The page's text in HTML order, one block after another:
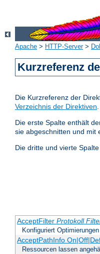
Apache > HTTP-Server>
Kurzreferenz
Die Kurzreferenz der
Verzeichnis der Direktiven.
Die erste Spalte enthält
sie abgeschnitten und mit
Die dritte und vierte
AcceptFilter Protokoll
Konfiguriert
AcceptPathInfo
Ressourcen lassen